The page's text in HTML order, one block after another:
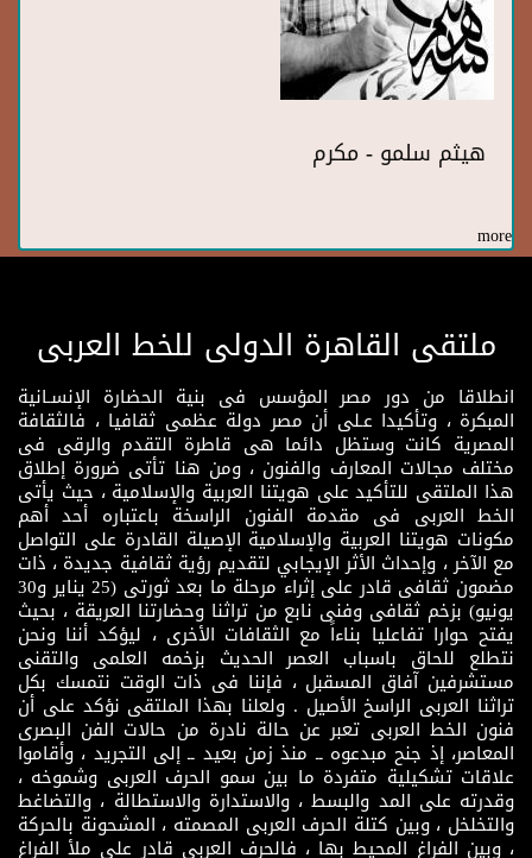
هيثم سلمو - مكرم
more
ملتقى القاهرة الدولى للخط العربى
انطلاقا من دور مصر المؤسس فى بنية الحضارة الإنسـانية
المبكرة ، وتأكيدا عـلى أن مصر دولة عظمى ثقافيا ، فالثقافة
المصرية كانت وستظل دائما هى قاطرة التقدم والرقى فى
مختلف مجالات المعارف والفنون ، ومن هنا تأتى ضرورة إطلاق
هذا الملتقى للتأكيد على هويتنا العربية والإسلامية ، حيث يأتى
الخط العربى فى مقدمة الفنون الراسخة باعتباره أحد أهم
مكونات هويتنا العربية والإسلامية الإصيلة القادرة على التواصل
مع الآخر ، وإحداث الأثر الإيجابي لتقديم رؤية ثقافية جديدة ، ذات
مضمون ثقافى قادر على إثراء مرحلة ما بعد ثورتى (25 يناير و30
يونيو) بزخم ثقافى وفنى نابع من تراثنا وحضارتنا العريقة ، بحيث
يفتح حوارا تفاعليا بناءاً مع الثقافات الأخرى ، ليؤكد أننا ونحن
نتطلع للحاق باسباب العصر الحديث بزخمه العلمى والتقنى
مستشرفين آفاق المسقبل ، فإننا فى ذات الوقت نتمسك بكل
تراثنا العربى الراسخ الأصيل . ولعلنا بهذا الملتقى نؤكد على أن
فنون الخط العربى تعبر عن حالة نادرة من حالات الفن البصرى
المعاصر، إذ جنح مبدعوه ــ منذ زمن بعيد ــ إلى التجريد ، وأقاموا
علاقات تشكيلية متفردة ما بين سمو الحرف العربى وشموخه ،
وقدرته على المد والبسط ، والاستدارة والاستطالة ، والتضاغط
والتخلخل ، وبين كتلة الحرف العربى المصمته ، المشحونة بالحركة
، وبين الفراغ المحيط بها ، فالحرف العربى قادر على ملأ الفراغ